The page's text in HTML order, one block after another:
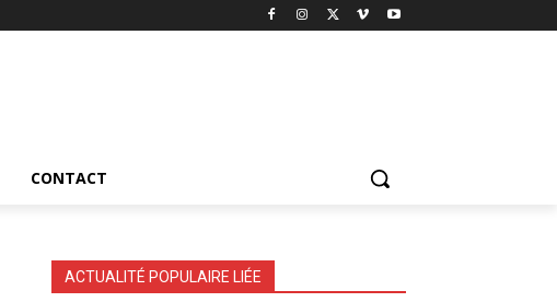
CONTACT
ACTUALITÉ POPULAIRE LIÉE